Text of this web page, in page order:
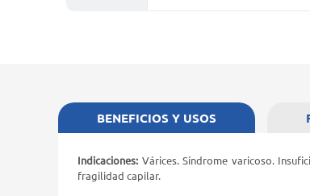
BENEFICIOS Y USOS
Indicaciones: Várices. Síndrome varicoso.
fragilidad capilar.